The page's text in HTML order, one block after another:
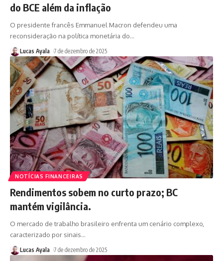
do BCE além da inflação
O presidente francês Emmanuel Macron defendeu uma
reconsideração na política monetária do…
Lucas Ayala 7 de dezembro de 2025
NOTÍCIAS FINANCEIRAS
Rendimentos sobem no curto prazo; BC
mantém vigilância.
O mercado de trabalho brasileiro enfrenta um cenário complexo,
caracterizado por sinais…
Lucas Ayala 7 de dezembro de 2025